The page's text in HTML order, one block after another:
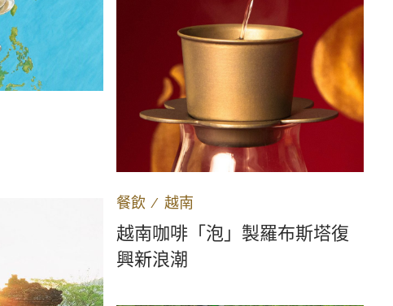
餐飲 ∕ 越南
越南咖啡「泡」製羅布斯塔復
興新浪潮